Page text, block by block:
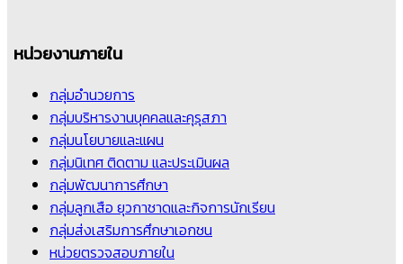
หน่วยงานภายใน
กลุ่มอำนวยการ
กลุ่มบริหารงานบุคคลและคุรุสภา
กลุ่มนโยบายและแผน
กลุ่มนิเทศ ติดตาม และประเมินผล
กลุ่มพัฒนาการศึกษา
กลุ่มลูกเสือ ยุวกาชาดและกิจการนักเรียน
กลุ่มส่งเสริมการศึกษาเอกชน
หน่วยตรวจสอบภายใน